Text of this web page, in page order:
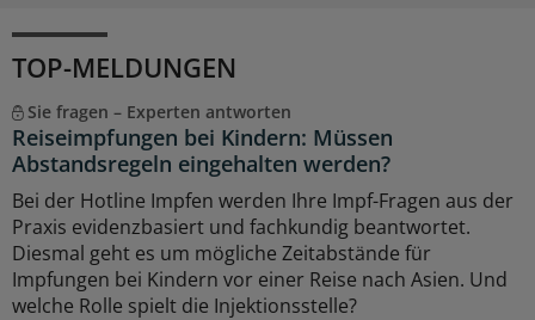
TOP-MELDUNGEN
Sie fragen – Experten antworten
Reiseimpfungen bei Kindern: Müssen
Abstandsregeln eingehalten werden?
Bei der Hotline Impfen werden Ihre Impf-Fragen aus der
Praxis evidenzbasiert und fachkundig beantwortet.
Diesmal geht es um mögliche Zeitabstände für
Impfungen bei Kindern vor einer Reise nach Asien. Und
welche Rolle spielt die Injektionsstelle?